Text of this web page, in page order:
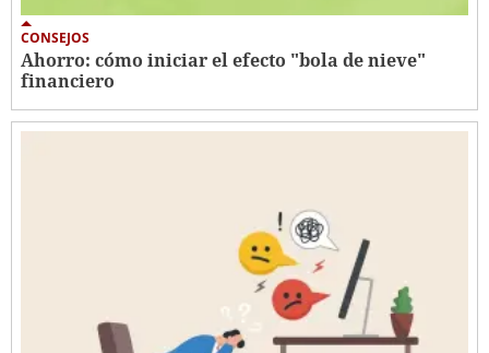
CONSEJOS
Ahorro: cómo iniciar el efecto "bola de nieve"
financiero